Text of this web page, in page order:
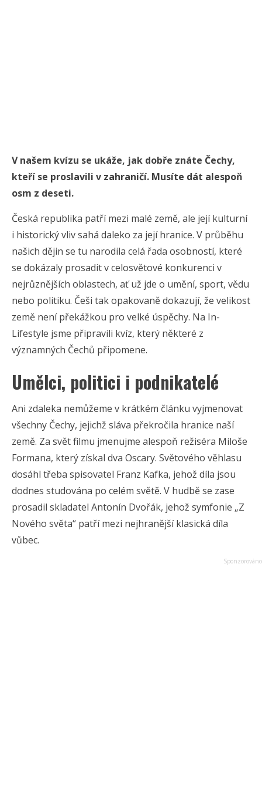
V našem kvízu se ukáže, jak dobře znáte Čechy,
kteří se proslavili v zahraničí. Musíte dát alespoň
osm z deseti.
Česká republika patří mezi malé země, ale její kulturní
i historický vliv sahá daleko za její hranice. V průběhu
našich dějin se tu narodila celá řada osobností, které
se dokázaly prosadit v celosvětové konkurenci v
nejrůznějších oblastech, ať už jde o umění, sport, vědu
nebo politiku. Češi tak opakovaně dokazují, že velikost
země není překážkou pro velké úspěchy. Na In-
Lifestyle jsme připravili kvíz, který některé z
významných Čechů připomene.
Umělci, politici i podnikatelé
Ani zdaleka nemůžeme v krátkém článku vyjmenovat
všechny Čechy, jejichž sláva překročila hranice naší
země. Za svět filmu jmenujme alespoň režiséra Miloše
Formana, který získal dva Oscary. Světového věhlasu
dosáhl třeba spisovatel Franz Kafka, jehož díla jsou
dodnes studována po celém světě. V hudbě se zase
prosadil skladatel Antonín Dvořák, jehož symfonie „Z
Nového světa“ patří mezi nejhranější klasická díla
vůbec.